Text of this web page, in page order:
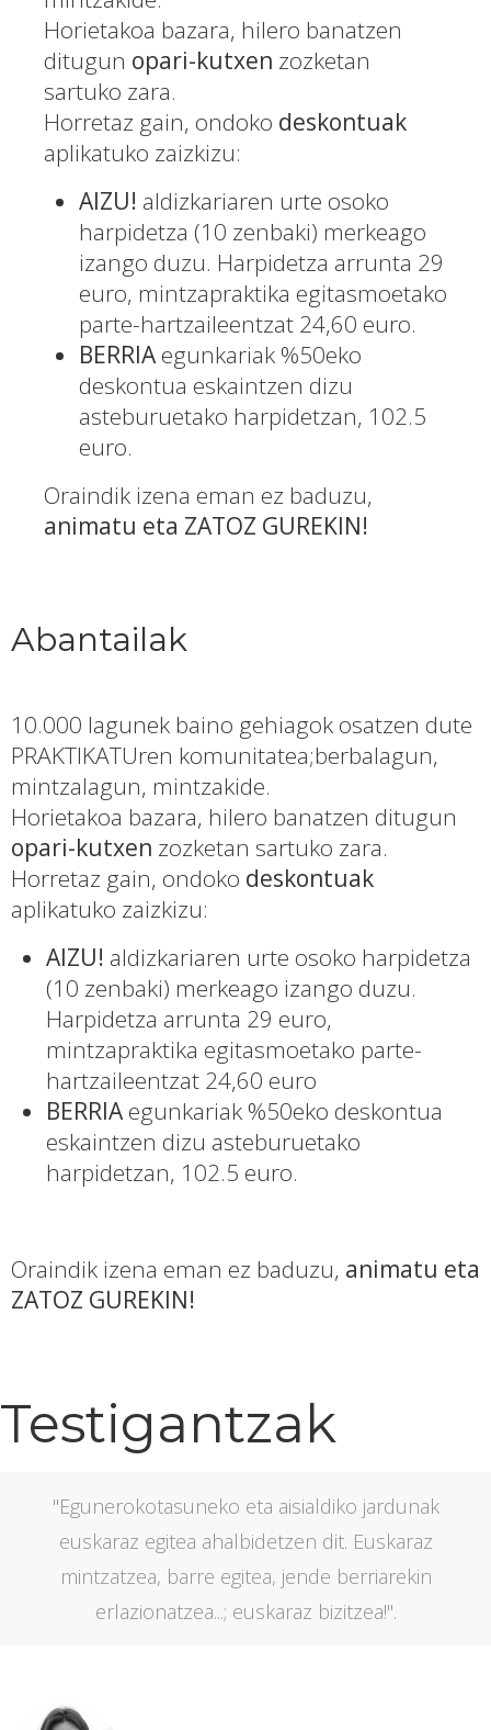
Horietakoa bazara, hilero banatzen
ditugun opari-kutxen zozketan
sartuko zara.
Horretaz gain, ondoko deskontuak
aplikatuko zaizkizu:
AIZU! aldizkariaren urte osoko
harpidetza (10 zenbaki) merkeago
izango duzu. Harpidetza arrunta 29
euro, mintzapraktika egitasmoetako
parte-hartzaileentzat 24,60 euro.
BERRIA egunkariak %50eko
deskontua eskaintzen dizu
asteburuetako harpidetzan, 102.5
euro.
Oraindik izena eman ez baduzu,
animatu eta ZATOZ GUREKIN!
Abantailak
10.000 lagunek baino gehiagok osatzen dute
PRAKTIKATUren komunitatea;berbalagun,
mintzalagun, mintzakide.
Horietakoa bazara, hilero banatzen ditugun
opari-kutxen zozketan sartuko zara.
Horretaz gain, ondoko deskontuak
aplikatuko zaizkizu:
AIZU! aldizkariaren urte osoko harpidetza
(10 zenbaki) merkeago izango duzu.
Harpidetza arrunta 29 euro,
mintzapraktika egitasmoetako parte-
hartzaileentzat 24,60 euro
BERRIA egunkariak %50eko deskontua
eskaintzen dizu asteburuetako
harpidetzan, 102.5 euro.
Oraindik izena eman ez baduzu, animatu eta
ZATOZ GUREKIN!
Testigantzak
"Egunerokotasuneko eta aisialdiko jardunak
euskaraz egitea ahalbidetzen dit. Euskaraz
mintzatzea, barre egitea, jende berriarekin
erlazionatzea...; euskaraz bizitzea!".